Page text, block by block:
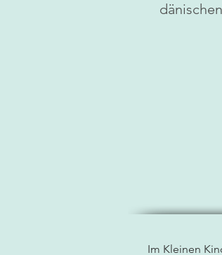
Im Kleinen